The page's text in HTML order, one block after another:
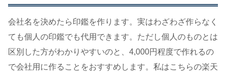
会社名を決めたら印鑑を作ります。実はわざわざ作らなく
ても個人の印鑑でも代用できます。ただし個人のものとは
区別した方がわかりやすいのと、4,000円程度で作れるの
で会社用に作ることをおすすめします。私はこちらの楽天